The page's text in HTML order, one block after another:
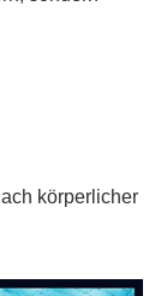
körperlicher